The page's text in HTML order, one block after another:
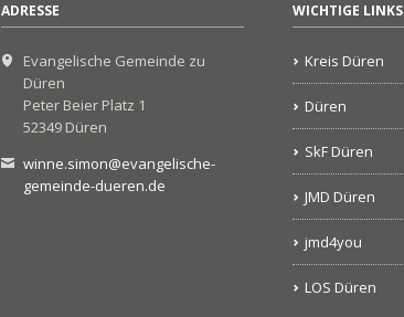
ADRESSE
Evangelische Gemeinde zu
Düren
Peter Beier Platz 1
52349 Düren
winne.simon@evangelische-
gemeinde-dueren.de
WICHTIGE LINKS
Kreis Düren
Düren
SkF Düren
JMD Düren
jmd4you
LOS Düren